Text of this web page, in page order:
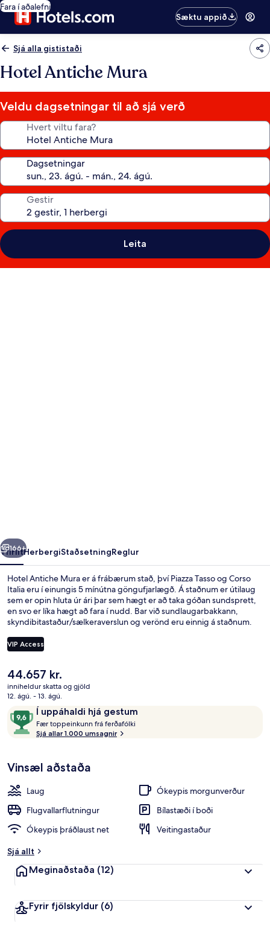
Fara í aðalefni
Sæktu appið
Sjá alla gististaði
Hotel Antiche Mura
Veldu dagsetningar til að sjá verð
Hvert viltu fara?
Dagsetningar
Gestir
Leita
Næsta
166+
YfirlitHerbergiStaðsetningReglur
Hotel Antiche Mura er á frábærum stað, því Piazza Tasso og Corso
Italia eru í einungis 5 mínútna göngufjarlægð. Á staðnum er útilaug
sem er opin hluta úr ári þar sem hægt er að taka góðan sundsprett,
en svo er líka hægt að fara í nudd. Bar við sundlaugarbakkann,
skyndibitastaður/sælkeraverslun og verönd eru einnig á staðnum.
sérstaklega ánægðir með eru hjálpsamt starfsfólk og ástand
gististaðarins almennt.
VIP Access
Núverandi
verð
er
44.657 kr.
44.657 kr.
inniheldur skatta og gjöld
12. ágú. - 13. ágú.
UmsagnirÍ uppáhaldi hjá gestum
9,6
af
10,
uppáhaldi
hjá
gestum
Fær toppeinkunn frá ferðafólki
p
p
e
n
n
Sjá allar 1.000 umsagnir
Vinsæl aðstaða
Laug
Ókeypis morgunverður
Flugvallarflutningur
Bílastæði í boði
Ókeypis þráðlaust net
Veitingastaður
Sjá allt
Meginaðstaða (12)
Fyrir fjölskyldur (6)